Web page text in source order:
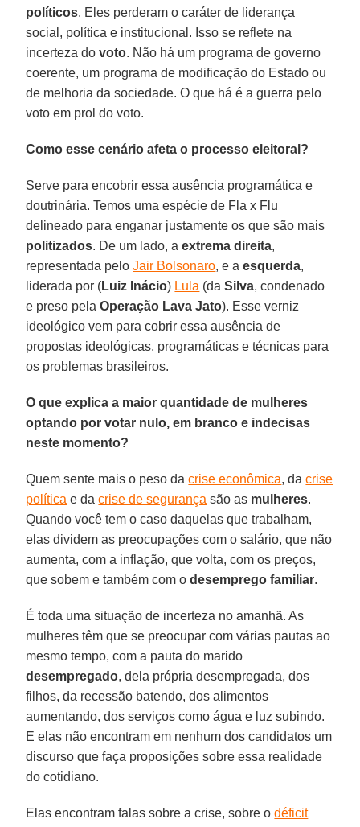
políticos. Eles perderam o caráter de liderança
social, política e institucional. Isso se reflete na
incerteza dovoto. Não há um programa de governo
coerente, um programa de modificação do Estado ou
de melhoria da sociedade. O que há é a guerra pelo
voto em prol do voto.
Como esse cenário afeta o processo eleitoral?
Serve para encobrir essa ausência programática e
doutrinária. Temos uma espécie de Fla x Flu
delineado para enganar justamente os que são mais
politizados. De um lado, aextrema direita,
representada peloJair Bolsonaro, e aesquerda,
liderada por (Luiz Inácio) Lula (daSilva, condenado
e preso pelaOperação Lava Jato). Esse verniz
ideológico vem para cobrir essa ausência de
propostas ideológicas, programáticas e técnicas para
os problemas brasileiros.
O que explica a maior quantidade de mulheres
optando por votar nulo, em branco e indecisas
neste momento?
Quem sente mais o peso dacrise econômica, dacrise
política e dacrise de segurança são as mulheres.
Quando você tem o caso daquelas que trabalham,
elas dividem as preocupações com o salário, que não
aumenta, com a inflação, que volta, com os preços,
que sobem e também com odesemprego familiar.
É toda uma situação de incerteza no amanhã. As
mulheres têm que se preocupar com várias pautas ao
mesmo tempo, com a pauta do marido
desempregado, dela própria desempregada, dos
filhos, da recessão batendo, dos alimentos
aumentando, dos serviços como água e luz subindo.
E elas não encontram em nenhum dos candidatos um
discurso que faça proposições sobre essa realidade
do cotidiano.
Elas encontram falas sobre a crise, sobre odéficit